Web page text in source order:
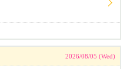
2026/08/05 (Wed)